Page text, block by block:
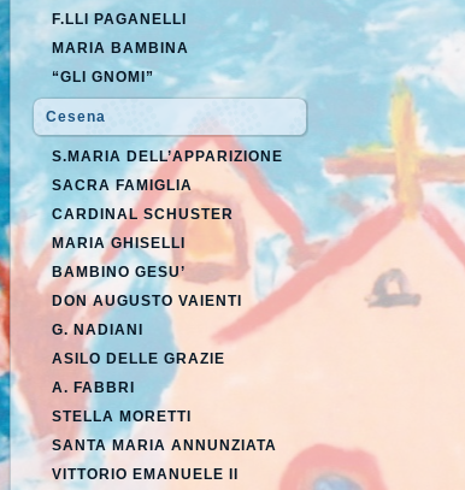
F.LLI PAGANELLI
MARIA BAMBINA
“GLI GNOMI”
Cesena
S.MARIA DELL’APPARIZIONE
SACRA FAMIGLIA
CARDINAL SCHUSTER
MARIA GHISELLI
BAMBINO GESU’
DON AUGUSTO VAIENTI
G. NADIANI
ASILO DELLE GRAZIE
A. FABBRI
STELLA MORETTI
SANTA MARIA ANNUNZIATA
VITTORIO EMANUELE II